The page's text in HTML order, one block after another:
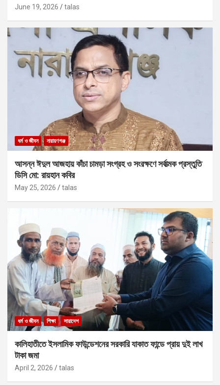
June 19, 2026 talas
ধর্ম ও জীবন নারায়ণগঞ্জ
আসন্ন ঈদুল আজহায় কাঁচা চামড়া সংগ্রহ ও সংরক্ষণে সর্বাত্মক প্রস্তুতি
ডিসি মো: রায়হান কবির
May 25, 2026 talas
ধর্ম ও জীবন শিক্ষা সারাদেশ
কালিহাতীতে ইসলামিক ফাউন্ডেশনের সরকারি যাকাত ফান্ডে প্রায় দুই লাখ
টাকা জমা
April 2, 2026 talas